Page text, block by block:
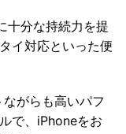
十分な持続力を提
イ対応といった便
がらも高いパフ
で、iPhoneをお